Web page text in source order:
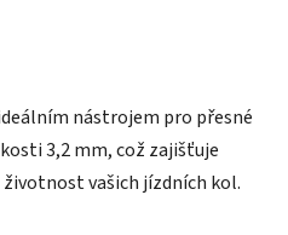
nástrojem pro přesné
3,2 mm, což zajišťuje
vašich jízdních kol.